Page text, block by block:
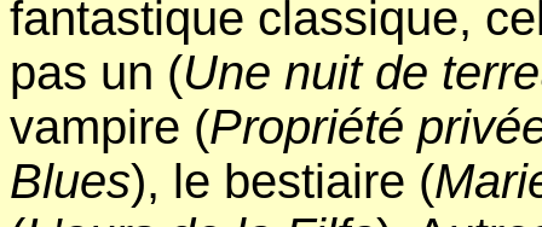
fantastique classique,
pas un (Une nuit de
vampire (Propriété
Blues), le bestiaire (